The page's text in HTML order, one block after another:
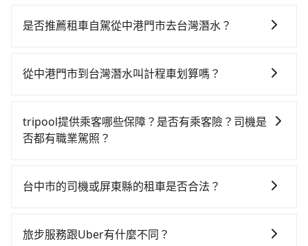
時！從最早06:25一直到23:07，台中-左營一天最多有89
約17分鐘。抵達高鐵站後，步行進站、現場購票並於月
再用10分鐘出站、等待車站前排班的計程車，搭上小黃
後約花144分鐘、車費3,600元後，抵達台灣潛水 (屏東
不過，台中市少部分小黃司機不按表收費，看乘客是外
41分鐘。選擇搭乘高鐵而不預約包車，不僅每人至少額
是否推薦租車自駕從中港門市去台灣潛水？
在車上休息，那在台中市西屯區有約60間租車車行，比
Tiida，一天租金約$1,500，九人座如Hyundai Starex
或Volkswagen T5，一天$4,500起，油錢（每公里約3
里程限定200~400公里，超過還會額外加收100~2,000
水，預計的小轎車花費為$4,100或九人座$7,100。當然
從中港門市到台灣潛水叫計程車划算嗎？
灣大車隊、Uber、Line Taxi、Yoxi等，如果在路邊攔不
到車，也可考慮打電話至附近的計程車隊，如龍興計程
7,500~9,000元間，但如改預約tripool可省高達
其叫車的難度是雙北市的310倍。再加上台中市有些計程
tripool提供乘客哪些保障？是否有乘客險？司機是
否都有職業駕照？
查，符合職業駕駛資格的司機入隊服務，所提供之車輛
台中市的司機或屏東縣的租車是否合法？
車、私家車或野雞車在招攬生意，這不僅是違法可能被
旅步服務跟Uber有什麼不同？